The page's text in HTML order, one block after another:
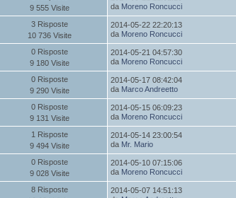
9 555 Visite
da Moreno Roncucci
3 Risposte
10 736 Visite
2014-05-22 22:20:13
da Moreno Roncucci
0 Risposte
9 180 Visite
2014-05-21 04:57:30
da Moreno Roncucci
0 Risposte
9 290 Visite
2014-05-17 08:42:04
da Marco Andreetto
0 Risposte
9 131 Visite
2014-05-15 06:09:23
da Moreno Roncucci
1 Risposte
9 494 Visite
2014-05-14 23:00:54
da Mr. Mario
0 Risposte
9 028 Visite
2014-05-10 07:15:06
da Moreno Roncucci
8 Risposte
2014-05-07 14:51:13